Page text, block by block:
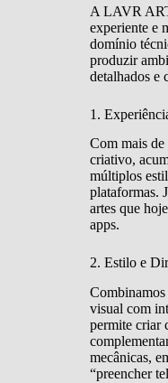
A LAVR
experiente e
domínio
produzir
detalhados e
1.
Com mais de
criativo,
múltiplos
plataformas.
artes que
apps.
2. Estilo e
visual com
permite criar
mecânicas,
“preencher